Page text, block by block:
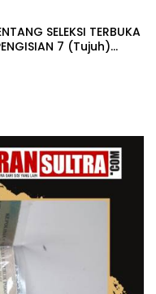
SELEKSI TERBUKA
7 (Tujuh)